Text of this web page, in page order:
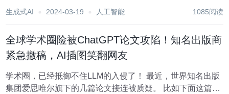
类工具： AIGC查重高怎么降：全面攻略与实用建议 在学术
生成式AI 2024-03-19 人工智能 1085阅读
全球学术圈险被ChatGPT论文攻陷！知名出版商
紧急撤稿，AI插图笑翻网友
学术圈，已经抵御不住LLM的入侵了！ 最近，世界知名出版
集团爱思唯尔旗下的几篇论文接连被质疑。 比如下面这篇锂